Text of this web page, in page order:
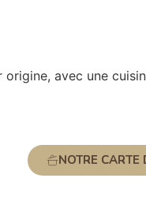
avec une
NOTRE CARTE